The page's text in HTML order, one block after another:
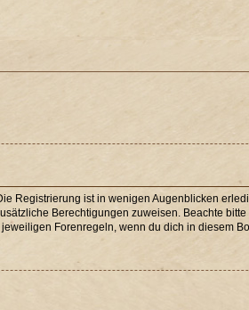
Registrierung ist in wenigen Augenblicken
Berechtigungen zuweisen. Beachte
Forenregeln, wenn du dich in diesem